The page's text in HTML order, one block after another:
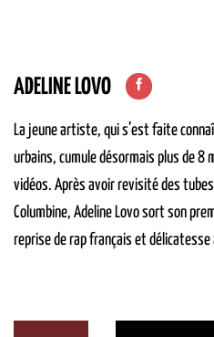
ADELINE LOVO
La jeune artiste, qui s’est faite
urbains, cumule désormais plus de 8
vidéos. Après avoir revisité des
Columbine, Adeline Lovo sort son
reprise de rap français et